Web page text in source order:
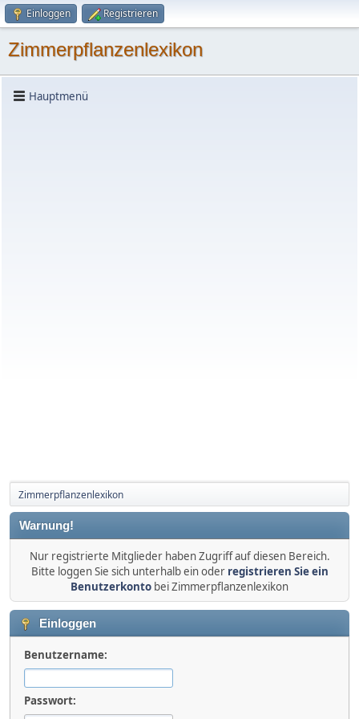
Einloggen Registrieren
Zimmerpflanzenlexikon
Hauptmenü
Zimmerpflanzenlexikon
Warnung!
Nur registrierte Mitglieder haben Zugriff auf diesen Bereich.
Bitte loggen Sie sich unterhalb ein oder registrieren Sie ein
Benutzerkonto bei Zimmerpflanzenlexikon
Einloggen
Benutzername:
Passwort: